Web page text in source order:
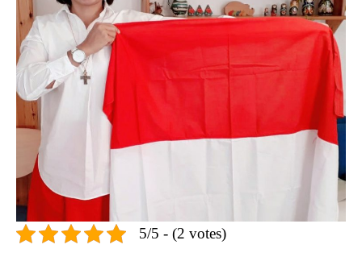
5/5 - (2 votes)